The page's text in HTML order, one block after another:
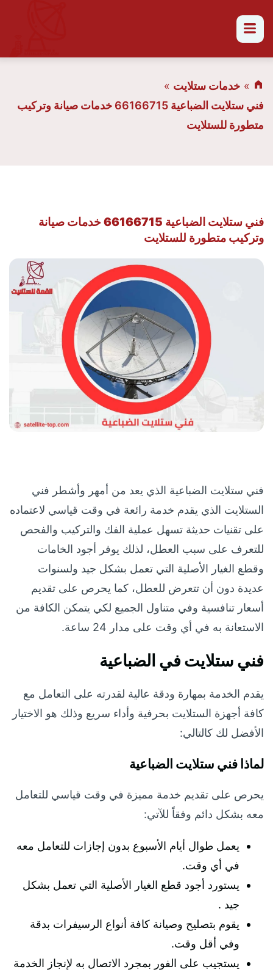
خدمات ستلايت
فني ستلايت الضباعية 66166715 خدمات صيانة وتركيب
متطورة للستلايت
فني ستلايت الضباعية 66166715 خدمات صيانة
وتركيب متطورة للستلايت
فني ستلايت الضباعية الذي يعد من أمهر وأشطر فني
الستلايت الذي يقدم خدمة رائعة في وقت قياسي لاعتماده
على تقنيات حديثة تسهل عملية الفك والتركيب والفحص
للتعرف على سبب العطل، لذلك يوفر أجود الخامات
وقطع الغيار الأصلية التي تعمل بشكل جيد ولسنوات
عديدة دون أن تتعرض للعطل، كما يحرص على تقديم
أسعار تنافسية وفي متناول الجميع لكي يتمكن الكافة من
الاستعانة به في أي وقت على مدار 24 ساعة.
فني ستلايت في الضباعية
يقدم الخدمة بمهارة ودقة عالية لقدرته على التعامل مع
كافة أجهزة الستلايت بحرفية وأداء سريع وذلك هو الاختيار
الأفضل لك كالتالي:
لماذا فني ستلايت الضباعية
يحرص على تقديم خدمة مميزة في وقت قياسي للتعامل
معه بشكل دائم وفقاً للآتي:
يعمل طوال أيام الأسبوع بدون إجازات للتعامل معه
في أي وقت.
يستورد أجود قطع الغيار الأصلية التي تعمل بشكل
جيد .
يقوم بتصليح وصيانة كافة أنواع الرسيفرات بدقة
وفي أقل وقت.
يستجيب على الفور بمجرد الاتصال به لإنجاز الخدمة